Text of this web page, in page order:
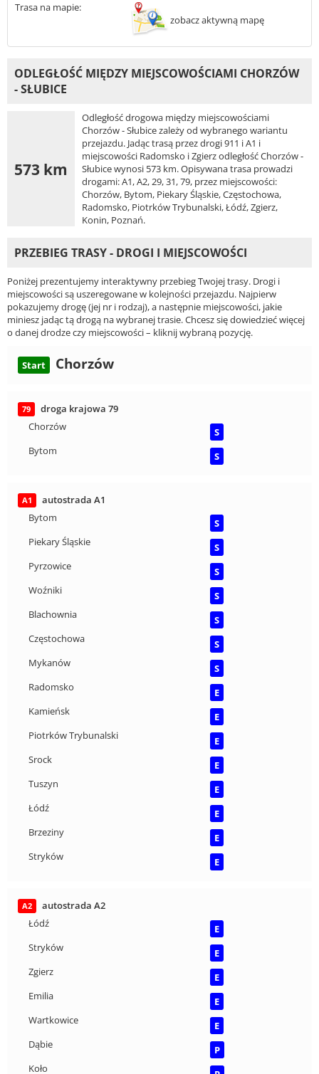
Trasa na mapie:
zobacz aktywną mapę
ODLEGŁOŚĆ MIĘDZY MIEJSCOWOŚCIAMI CHORZÓW
- SŁUBICE
573 km
Odległość drogowa między miejscowościami
Chorzów - Słubice zależy od wybranego wariantu
przejazdu. Jadąc trasą przez drogi 911 i A1 i
miejscowości Radomsko i Zgierz odległość Chorzów -
Słubice wynosi 573 km. Opisywana trasa prowadzi
drogami: A1, A2, 29, 31, 79, przez miejscowości:
Chorzów, Bytom, Piekary Śląskie, Częstochowa,
Radomsko, Piotrków Trybunalski, Łódź, Zgierz,
Konin, Poznań.
PRZEBIEG TRASY - DROGI I MIEJSCOWOŚCI
Poniżej prezentujemy interaktywny przebieg Twojej trasy. Drogi i
miejscowości są uszeregowane w kolejności przejazdu. Najpierw
pokazujemy drogę (jej nr i rodzaj), a następnie miejscowości, jakie
miniesz jadąc tą drogą na wybranej trasie. Chcesz się dowiedzieć więcej
o danej drodze czy miejscowości – kliknij wybraną pozycję.
Start Chorzów
79
droga krajowa 79
Chorzów
S
Bytom
S
A1
autostrada A1
Bytom
S
Piekary Śląskie
S
Pyrzowice
S
Woźniki
S
Blachownia
S
Częstochowa
S
Mykanów
S
Radomsko
E
Kamieńsk
E
Piotrków Trybunalski
E
Srock
E
Tuszyn
E
Łódź
E
Brzeziny
E
Stryków
E
A2
autostrada A2
Łódź
E
Stryków
E
Zgierz
E
Emilia
E
Wartkowice
E
Dąbie
P
Koło